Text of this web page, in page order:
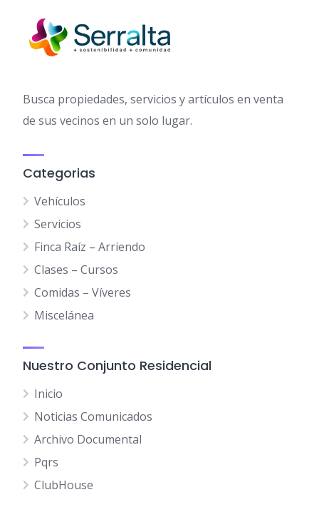
Busca propiedades, servicios y artículos en venta
de sus vecinos en un solo lugar.
Categorias
Vehículos
Servicios
Finca Raíz – Arriendo
Clases – Cursos
Comidas – Víveres
Miscelánea
Nuestro Conjunto Residencial
Inicio
Noticias Comunicados
Archivo Documental
Pqrs
ClubHouse